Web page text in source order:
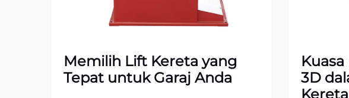
Memilih Lift Kereta yang
Tepat untuk Garaj Anda
3D